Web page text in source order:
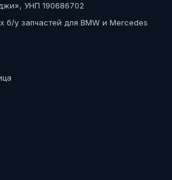
УНП 190686702
б/у запчастей для BMW и Mercedes